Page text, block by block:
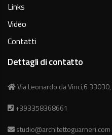
Links
Video
Contatti
Dettagli di contatto
Via Leonardo da Vinci,6
+393358368661
studio@architettoguarneri.com